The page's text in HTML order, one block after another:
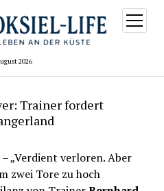
2026
Menü
öffnen
Trainer fordert
„Verdient verloren. Aber
zwei Tore zu hoch